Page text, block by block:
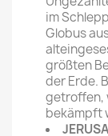
im
Globus
größten
der Erde.
getroffen,
bekämpft